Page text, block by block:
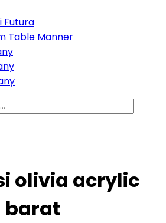
Futura
Table Manner
olivia acrylic
barat